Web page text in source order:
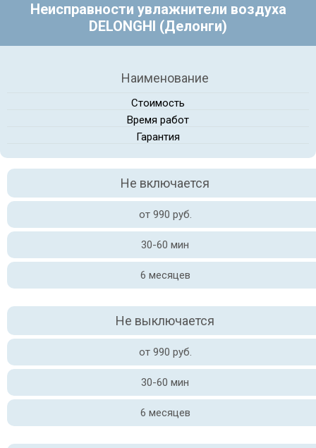
Неисправности увлажнители воздуха
DELONGHI (Делонги)
Наименование
Стоимость
Время работ
Гарантия
Не включается
от 990 руб.
30-60 мин
6 месяцев
Не выключается
от 990 руб.
30-60 мин
6 месяцев